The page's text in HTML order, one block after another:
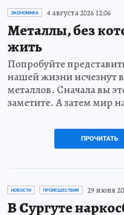
ЭКОНОМИКА 4 августа 2026 12:06
Металлы, без
жить
Попробуйте
нашей жизни исчезнут
металлов. Сначала вы
заметите. А затем мир
ПРОЧИТАТЬ
НОВОСТИ ПРОИСШЕСТВИЯ 29 июня
В Сургуте